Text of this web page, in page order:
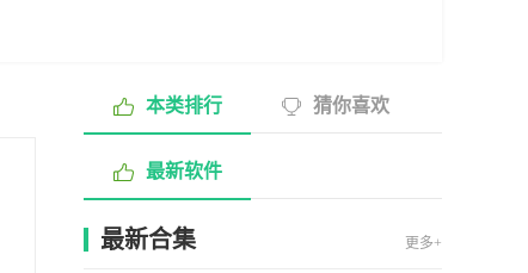
本类排行 猜你喜欢
最新软件
最新合集 更多+